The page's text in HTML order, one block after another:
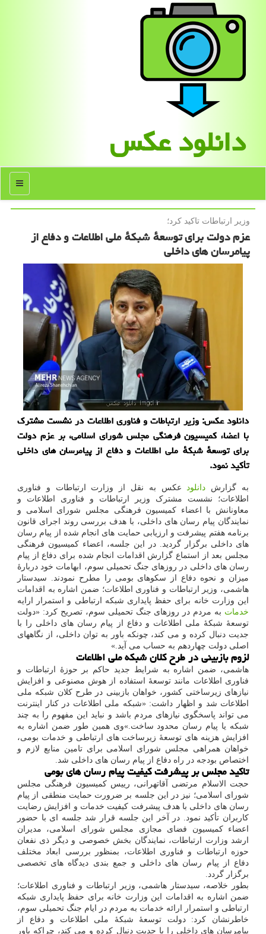
دانلود عكس
منو
وزیر ارتباطات تاكید كرد؛
عزم دولت برای توسعهٔ شبکهٔ ملی اطلاعات و دفاع از
پیامرسان های داخلی
دانلود عکس: وزیر ارتباطات و فناوری اطلاعات در نشست مشترک
با اعضاء کمیسیون فرهنگی مجلس شورای اسلامی، بر عزم دولت
برای توسعهٔ شبکهٔ ملی اطلاعات و دفاع از پیامرسان های داخلی
تأکید نمود.
به گزارش دانلود
عکس به نقل از وزارت ارتباطات و فناوری
اطلاعات؛ نشست مشترک وزیر ارتباطات و فناوری اطلاعات و
معاونانش با اعضاء کمیسیون فرهنگی مجلس شورای اسلامی و
نمایندگان پیام رسان های داخلی، با هدف بررسی روند اجرای قانون
برنامه هفتم پیشرفت و ارزیابی حمایت های انجام شده از پیام رسان
های داخلی برگزار گردید. در این جلسه، اعضاء کمیسیون فرهنگی
مجلس بعد از استماع گزارش اقدامات انجام شده برای دفاع از پیام
رسان های داخلی در روزهای جنگ تحمیلی سوم، ابهامات خود دربارهٔ
میزان و نحوه دفاع از سکوهای بومی را مطرح نمودند. سیدستار
هاشمی، وزیر ارتباطات و فناوری اطلاعات؛ ضمن اشاره به اقدامات
این وزارت خانه برای حفظ پایداری شبکه ارتباطی و استمرار ارایه
خدمات به مردم در روزهای جنگ تحمیلی سوم، تصریح کرد: «دولت
توسعهٔ شبکهٔ ملی اطلاعات و دفاع از پیام رسان های داخلی را با
جدیت دنبال کرده و می کند، چونکه باور به توان داخلی، از نگاههای
اصلی دولت چهاردهم به حساب می آید.»
لزوم بازبینی در طرح کلان شبکه ملی اطلاعات
هاشمی، ضمن اشاره به شرایط جدید حاکم بر حوزهٔ ارتباطات و
فناوری اطلاعات مانند توسعهٔ استفاده از هوش مصنوعی و افزایش
نیازهای زیرساختی کشور، خواهان بازبینی در طرح کلان شبکه ملی
اطلاعات شد و اظهار داشت: «شبکه ملی اطلاعات در کنار اینترنت
می تواند پاسخگوی نیازهای مردم باشد و نباید این مفهوم را به چند
شبکه یا پیام رسان محدود ساخت.»وی همین طور ضمن اشاره به
افزایش هزینه های توسعهٔ زیرساخت های ارتباطی و خدمات بومی،
خواهان همراهی مجلس شورای اسلامی برای تامین منابع لازم و
اختصاص بودجه در راه دفاع از پیام رسان های داخلی شد.
تاکید مجلس بر پیشرفت کیفیت پیام رسان های بومی
حجت الاسلام مرتضی آقاتهرانی، رییس کمیسیون فرهنگی مجلس
شورای اسلامی؛ نیز در این جلسه بر ضرورت حمایت منطقی از پیام
رسان های داخلی با هدف پیشرفت کیفیت خدمات و افزایش رضایت
کاربران تأکید نمود. در آخر این جلسه قرار شد جلسه ای با حضور
اعضاء کمیسیون فضای مجازی مجلس شورای اسلامی، مدیران
ارشد وزارت ارتباطات، نمایندگان بخش خصوصی و دیگر ذی نفعان
حوزه ارتباطات و فناوری اطلاعات، بمنظور بررسی ابعاد مختلف
دفاع از پیام رسان های داخلی و جمع بندی دیدگاه های تخصصی
برگزار گردد.
بطور خلاصه، سیدستار هاشمی، وزیر ارتباطات و فناوری اطلاعات؛
ضمن اشاره به اقدامات این وزارت خانه برای حفظ پایداری شبکه
ارتباطی و استمرار ارائه خدمات به مردم در ایام جنگ تحمیلی سوم،
خاطرنشان کرد: دولت توسعهٔ شبکهٔ ملی اطلاعات و دفاع از
پیامرسان های داخلی را با جدیت دنبال کرده و می کند، چراکه باور